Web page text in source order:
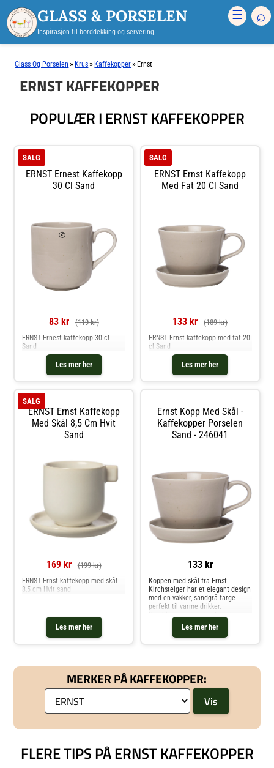
GLASS & PORSELEN
Inspirasjon til borddekking og servering
☰ ⌕
Glass Og Porselen » Krus » Kaffekopper » Ernst
ERNST KAFFEKOPPER
POPULÆR I ERNST KAFFEKOPPER
ERNST Ernest Kaffekopp
30 Cl Sand
SALG
83 kr (119 kr)
Les mer her
ERNST Ernest kaffekopp 30 cl
Sand
ERNST Ernst Kaffekopp
Med Fat 20 Cl Sand
SALG
133 kr (189 kr)
Les mer her
ERNST Ernst kaffekopp med fat 20
cl Sand
ERNST Ernst Kaffekopp
Med Skål 8,5 Cm Hvit
Sand
SALG
169 kr (199 kr)
Les mer her
ERNST Ernst kaffekopp med skål
8,5 cm Hvit sand
Ernst Kopp Med Skål -
Kaffekopper Porselen
Sand - 246041
133 kr
Les mer her
Koppen med skål fra Ernst
Kirchsteiger har et elegant design
med en vakker, sandgrå farge
perfekt til varme drikker.
Kombiner med andre deler i
serien og skap din personlige look.
Om koppen med skål fra Ernst
Kirchsteiger- Er verdsatt for sitt
Vedlikeholdsinstruksjoner for
koppen med skål- Tåler
oppvaskmaskin. Kjøp Kaffekopper
og andre Kopper & Krus hos Royal
MERKER PÅ KAFFEKOPPER:
FLERE TIPS PÅ ERNST KAFFEKOPPER